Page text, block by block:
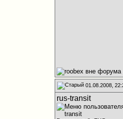
01.08.2008,
rus-transit